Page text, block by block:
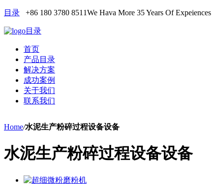
目录 +86 180 3780 8511We Hava More 35 Years Of Expeiences
目录
首页
产品目录
解决方案
成功案例
关于我们
联系我们
Home/水泥生产粉碎过程设备设备
水泥生产粉碎过程设备设备